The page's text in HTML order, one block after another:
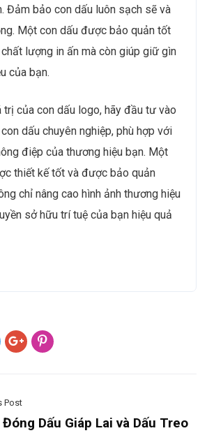
Đảm bảo con dấu luôn sạch sẽ và
Một con dấu được bảo quản tốt
lượng in ấn mà còn giúp giữ gìn
của bạn.
của con dấu logo, hãy đầu tư vào
dấu chuyên nghiệp, phù hợp với
điệp của thương hiệu bạn. Một
thiết kế tốt và được bảo quản
chỉ nâng cao hình ảnh thương hiệu
sở hữu trí tuệ của bạn hiệu quả
Post
Dấu Giáp Lai và Dấu Treo